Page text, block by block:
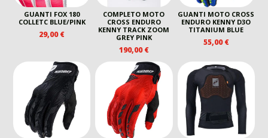
GUANTI FOX 180
COLLETC BLUE/PINK
29,00€
COMPLETO MOTO
CROSS ENDURO
KENNY TRACK ZOOM
GREY PINK
190,00€
GUANTI MOTO CROSS
ENDURO KENNY D3O
TITANIUM BLUE
55,00€